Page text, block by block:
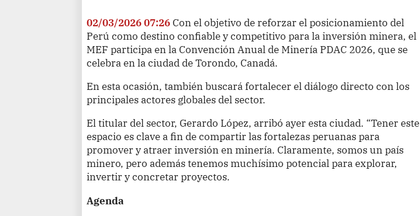
02/03/2026 07:26Con el objetivo de reforzar el posicionamiento del
Perú como destino confiable y competitivo para la inversión minera, el
MEF participa en la Convención Anual de Minería PDAC 2026, que se
celebra en la ciudad de Torondo, Canadá.
En esta ocasión, también buscará fortalecer el diálogo directo con los
principales actores globales del sector.
El titular del sector, Gerardo López, arribó ayer esta ciudad. “Tener este
espacio es clave a fin de compartir las fortalezas peruanas para
promover y atraer inversión en minería. Claramente, somos un país
minero, pero además tenemos muchísimo potencial para explorar,
invertir y concretar proyectos.
Agenda